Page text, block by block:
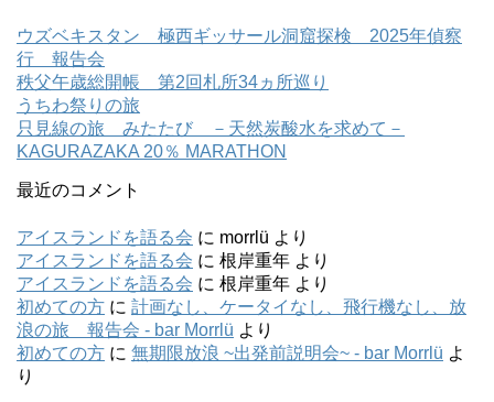
ウズベキスタン 極西ギッサール洞窟探検 2025年偵察
行 報告会
秩父午歳総開帳 第2回札所34ヵ所巡り
うちわ祭りの旅
只見線の旅 みたたび －天然炭酸水を求めて－
KAGURAZAKA 20％ MARATHON
最近のコメント
アイスランドを語る会 に morrlü より
アイスランドを語る会 に 根岸重年 より
アイスランドを語る会 に 根岸重年 より
初めての方 に 計画なし、ケータイなし、飛行機なし、放
浪の旅 報告会 - bar Morrlü より
初めての方 に 無期限放浪 ~出発前説明会~ - bar Morrlü よ
り